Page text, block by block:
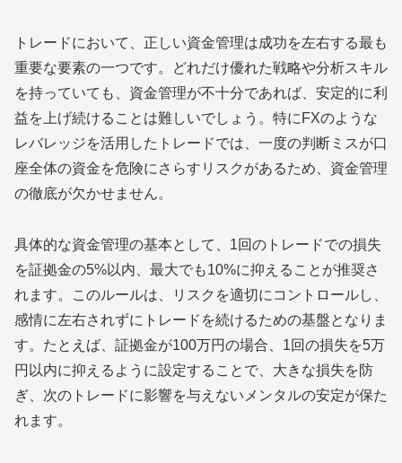
トレードにおいて、正しい資金管理は成功を左右する最も
重要な要素の一つです。どれだけ優れた戦略や分析スキル
を持っていても、資金管理が不十分であれば、安定的に利
益を上げ続けることは難しいでしょう。特にFXのような
レバレッジを活用したトレードでは、一度の判断ミスが口
座全体の資金を危険にさらすリスクがあるため、資金管理
の徹底が欠かせません。
具体的な資金管理の基本として、1回のトレードでの損失
を証拠金の5%以内、最大でも10%に抑えることが推奨さ
れます。このルールは、リスクを適切にコントロールし、
感情に左右されずにトレードを続けるための基盤となりま
す。たとえば、証拠金が100万円の場合、1回の損失を5万
円以内に抑えるように設定することで、大きな損失を防
ぎ、次のトレードに影響を与えないメンタルの安定が保た
れます。